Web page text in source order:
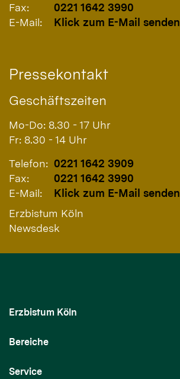
Fax:
0221 1642 3990
E-Mail:
Klick zum E-Mail senden
Pressekontakt
Geschäftszeiten
Mo-Do: 8.30 - 17 Uhr
Fr: 8.30 - 14 Uhr
Telefon: 0221 1642 3909
Fax:
0221 1642 3990
E-Mail:
Klick zum E-Mail senden
Erzbistum Köln
Newsdesk
Erzbistum Köln
Bereiche
Service